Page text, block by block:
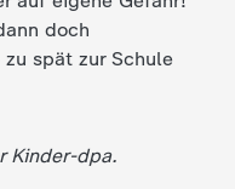
doch
spät zur Schule
Kinder-dpa.